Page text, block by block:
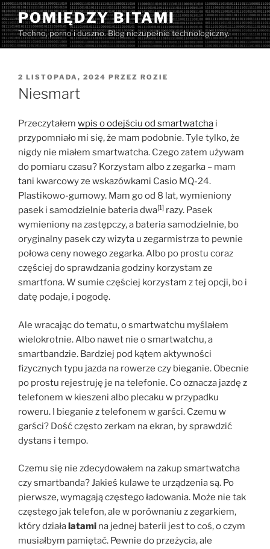
Przejdź
do
treści
POMIĘDZY BITAMI
Techno, porno i duszno. Blog niezupełnie technologiczny.
OPUBLIKOWANE
W
2 LISTOPADA, 2024 PRZEZ ROZIE
Niesmart
Przeczytałem wpis o odejściu od smartwatcha i
przypomniało mi się, że mam podobnie. Tyle tylko, że
nigdy nie miałem smartwatcha. Czego zatem używam
do pomiaru czasu? Korzystam albo z zegarka – mam
tani kwarcowy ze wskazówkami Casio MQ-24.
Plastikowo-gumowy. Mam go od 8 lat, wymieniony
pasek i samodzielnie bateria dwa[1] razy. Pasek
wymieniony na zastępczy, a bateria samodzielnie, bo
oryginalny pasek czy wizyta u zegarmistrza to pewnie
połowa ceny nowego zegarka. Albo po prostu coraz
częściej do sprawdzania godziny korzystam ze
smartfona. W sumie częściej korzystam z tej opcji, bo i
datę podaje, i pogodę.
Ale wracając do tematu, o smartwatchu myślałem
wielokrotnie. Albo nawet nie o smartwatchu, a
smartbandzie. Bardziej pod kątem aktywności
fizycznych typu jazda na rowerze czy bieganie. Obecnie
po prostu rejestruję je na telefonie. Co oznacza jazdę z
telefonem w kieszeni albo plecaku w przypadku
roweru. I bieganie z telefonem w garści. Czemu w
garści? Dość często zerkam na ekran, by sprawdzić
dystans i tempo.
Czemu się nie zdecydowałem na zakup smartwatcha
czy smartbanda? Jakieś kulawe te urządzenia są. Po
pierwsze, wymagają częstego ładowania. Może nie tak
częstego jak telefon, ale w porównaniu z zegarkiem,
który działalatami na jednej baterii jest to coś, o czym
musiałbym pamiętać. Pewnie do przeżycia, ale